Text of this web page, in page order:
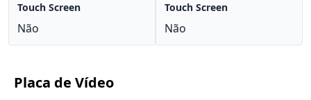
Touch Screen
Não
Touch Screen
Não
Placa de Vídeo